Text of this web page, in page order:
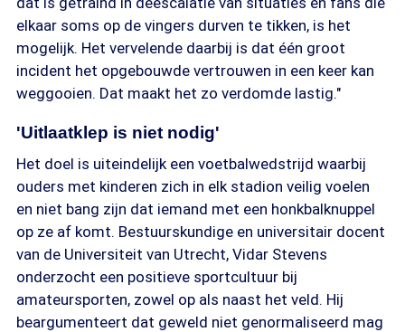
elkaar soms op de vingers durven te tikken, is het
mogelijk. Het vervelende daarbij is dat één groot
incident het opgebouwde vertrouwen in een keer kan
weggooien. Dat maakt het zo verdomde lastig."
'Uitlaatklep is niet nodig'
Het doel is uiteindelijk een voetbalwedstrijd waarbij
ouders met kinderen zich in elk stadion veilig voelen
en niet bang zijn dat iemand met een honkbalknuppel
op ze af komt. Bestuurskundige en universitair docent
van de Universiteit van Utrecht, Vidar Stevens
onderzocht een positieve sportcultuur bij
amateursporten, zowel op als naast het veld. Hij
beargumenteert dat geweld niet genormaliseerd mag